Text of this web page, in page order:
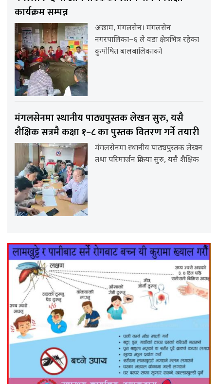
कार्यक्रम सम्पन्न
अछाम, मंगलसेन। मंगलसेन
नगरपालिका–६ ले वडा क्षेत्रभित्र रहेका
कुपोषित बालबालिकाको
मंगलसेनमा स्थानीय पाठ्यपुस्तक लेखन सुरु, यसै
शैक्षिक सत्रमै कक्षा १–८ का पुस्तक वितरण गर्ने तयारी
मंगलसेनमा स्थानीय पाठ्यपुस्तक लेखन
तथा परिमार्जन प्रक्रिया सुरु, यसै शैक्षिक